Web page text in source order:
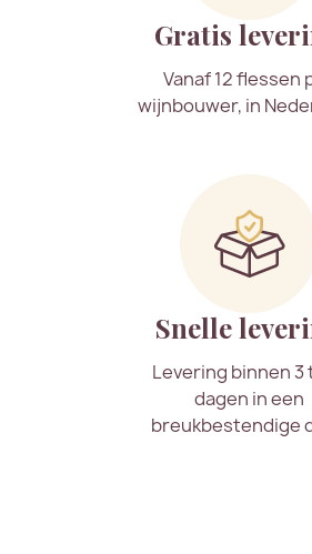
Gratis
Vanaf 12 flessen
wijnbouwer, in
Snelle
Levering binnen 3
dagen in een
breukbestendige